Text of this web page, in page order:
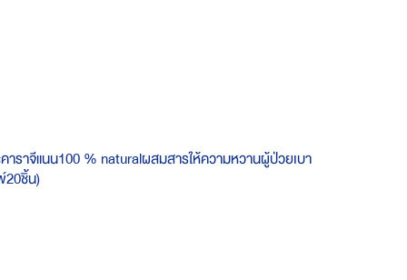
ราจีแนน​100 % naturalผสมสารให้ความหวานผู้ป่วยเบา
​20​ชิ้น)​